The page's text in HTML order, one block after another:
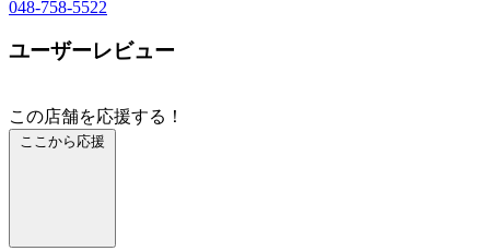
048-758-5522
ユーザーレビュー
この店舗を応援する！
ここから応援